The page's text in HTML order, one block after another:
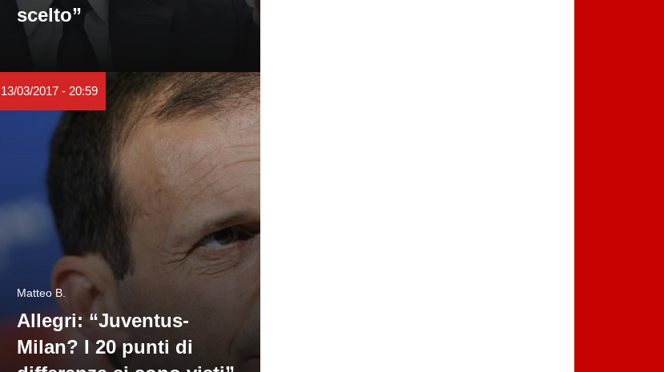
scelto”
13/03/2017 - 20:59
Matteo B.
Allegri: “Juventus-
Milan? I 20 punti di